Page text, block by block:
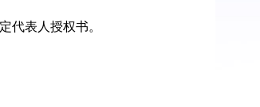
代表人授权书。